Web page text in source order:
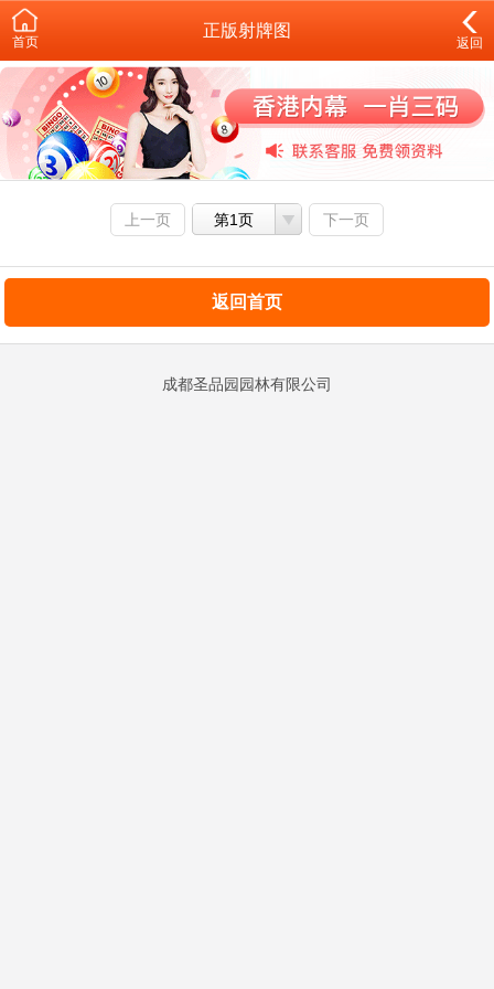
首页
正版射牌图
返回
上一页 第1页 下一页
返回首页
成都圣品园园林有限公司